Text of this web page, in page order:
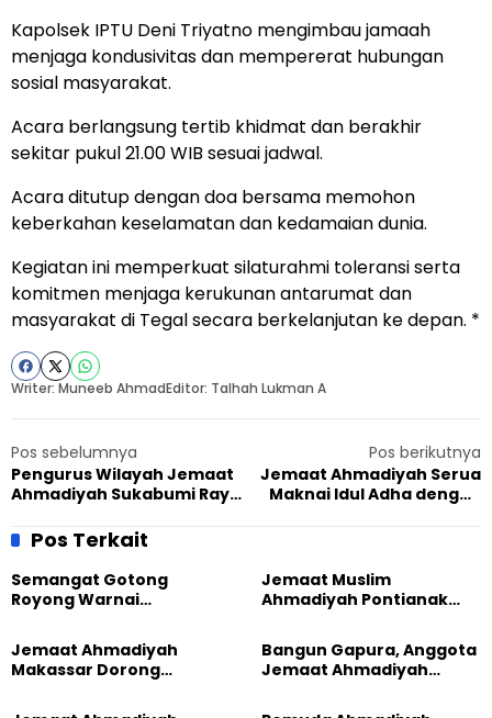
Kapolsek IPTU Deni Triyatno mengimbau jamaah
menjaga kondusivitas dan mempererat hubungan
sosial masyarakat.
Acara berlangsung tertib khidmat dan berakhir
sekitar pukul 21.00 WIB sesuai jadwal.
Acara ditutup dengan doa bersama memohon
keberkahan keselamatan dan kedamaian dunia.
Kegiatan ini memperkuat silaturahmi toleransi serta
komitmen menjaga kerukunan antarumat dan
masyarakat di Tegal secara berkelanjutan ke depan. *
Writer: Muneeb AhmadEditor: Talhah Lukman A
Pos sebelumnya
Pengurus Wilayah Jemaat
Ahmadiyah Sukabumi Raya
di Cikembar
Pos berikutnya
Jemaat Ahmadiyah Serua
Maknai Idul Adha dengan
Pos Terkait
Semangat Gotong
Royong Warnai
Masjid di Jemaat
Ahmadiyah Sukapura
Jemaat Muslim
Ahmadiyah Pontianak
Jemaat Ahmadiyah
Makassar Dorong
Lewat Edukasi Ekoteologi
Bangun Gapura, Anggota
Jemaat Ahmadiyah
Sambut HUT RI ke-81